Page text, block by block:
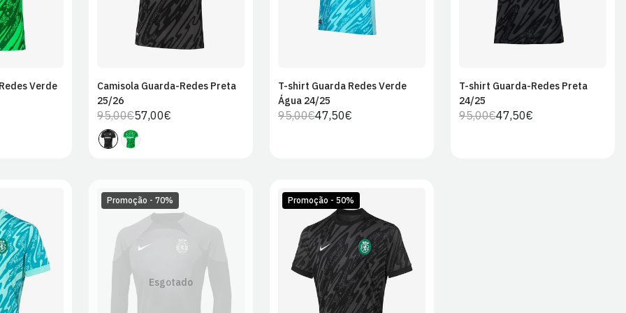
ao
Verde
Adicionar ao
Camisola Guarda-Redes Preta
25/26
Preço
regular
95,00€Preço
de
venda
57,00€
Adicionar ao
T-shirt Guarda Redes Verde
Água 24/25
Preço
95,00€Preço
47,50€
Adicionar ao
T-shirt Guarda-Redes Preta
24/25
Preço
95,00€Preço
47,50€
L XL
Promoção - 70%
Esgotado
Promoção - 50%
S M L XL
2XL